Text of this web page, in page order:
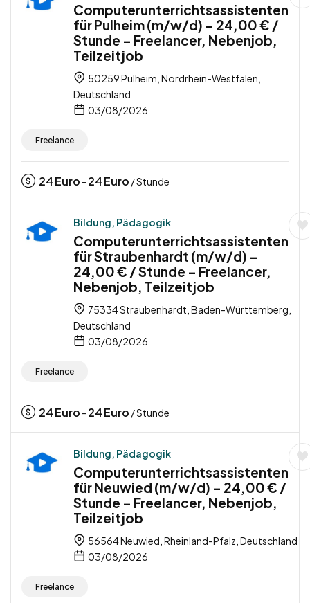
Computerunterrichtsassistenten
für Pulheim (m/w/d) – 24,00 € /
Stunde – Freelancer, Nebenjob,
Teilzeitjob
50259 Pulheim, Nordrhein-Westfalen,
Deutschland
03/08/2026
Freelance
24Euro - 24Euro / Stunde
Bildung, Pädagogik
Computerunterrichtsassistenten
für Straubenhardt (m/w/d) –
24,00 € / Stunde – Freelancer,
Nebenjob, Teilzeitjob
75334 Straubenhardt, Baden-Württemberg,
Deutschland
03/08/2026
Freelance
24Euro - 24Euro / Stunde
Bildung, Pädagogik
Computerunterrichtsassistenten
für Neuwied (m/w/d) – 24,00 € /
Stunde – Freelancer, Nebenjob,
Teilzeitjob
56564 Neuwied, Rheinland-Pfalz, Deutschland
03/08/2026
Freelance